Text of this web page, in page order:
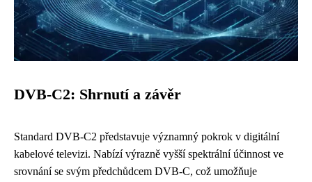
DVB-C2: Shrnutí a závěr
Standard DVB-C2 představuje významný pokrok v digitální
kabelové televizi. Nabízí výrazně vyšší spektrální účinnost ve
srovnání se svým předchůdcem DVB-C, což umožňuje